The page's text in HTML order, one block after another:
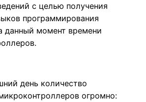
с целью получения
программирования
данный момент времени
день количество
огромно: